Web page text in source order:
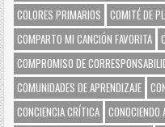
COLORES PRIMARIOS
COMITÉ DE
COMPARTO MI CANCIÓN FAVORITA
COMPROMISO DE
COMUNIDADES DE APRENDIZAJE
CONCIENCIA CRÍTICA CONOCIENDO